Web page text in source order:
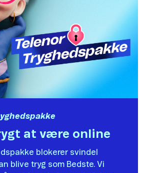
at være online
blokerer svindel
blive tryg som Bedste. Vi